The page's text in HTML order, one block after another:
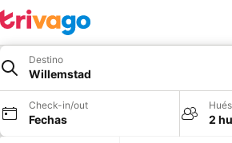
Destino
Willemstad
Check-in/out
Fechas 2